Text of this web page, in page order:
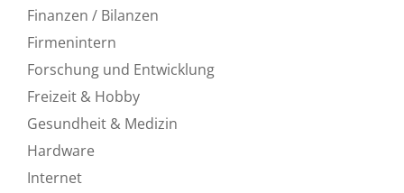
Finanzen / Bilanzen
Firmenintern
Forschung und Entwicklung
Freizeit & Hobby
Gesundheit & Medizin
Hardware
Internet